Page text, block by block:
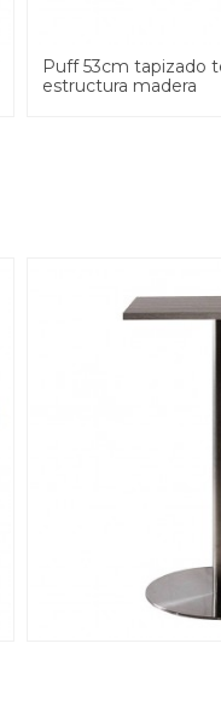
Puff 53cm tapizado
estructura madera